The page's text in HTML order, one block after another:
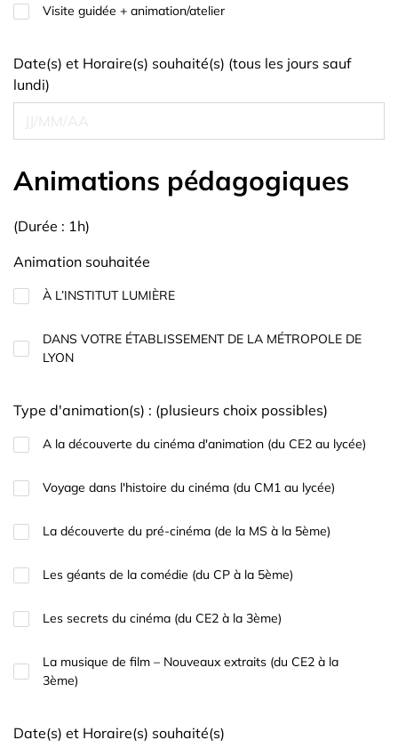
Visite guidée + animation/atelier
Date(s) et Horaire(s) souhaité(s) (tous les jours sauf
lundi)
Animations pédagogiques
(Durée : 1h)
Animation souhaitée
À L’INSTITUT LUMIÈRE
DANS VOTRE ÉTABLISSEMENT DE LA MÉTROPOLE DE
LYON
Type d'animation(s) : (plusieurs choix possibles)
A la découverte du cinéma d'animation (du CE2 au lycée)
Voyage dans l'histoire du cinéma (du CM1 au lycée)
La découverte du pré-cinéma (de la MS à la 5ème)
Les géants de la comédie (du CP à la 5ème)
Les secrets du cinéma (du CE2 à la 3ème)
La musique de film – Nouveaux extraits (du CE2 à la
3ème)
Date(s) et Horaire(s) souhaité(s)